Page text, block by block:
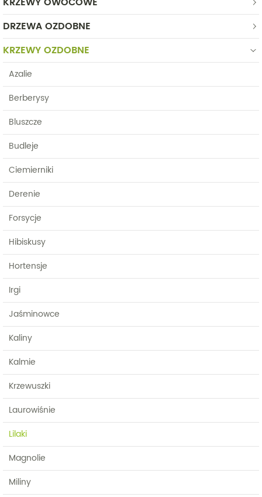
DRZEWA OZDOBNE
KRZEWY OZDOBNE
Azalie
Berberysy
Bluszcze
Budleje
Ciemierniki
Derenie
Forsycje
Hibiskusy
Hortensje
Irgi
Jaśminowce
Kaliny
Kalmie
Krzewuszki
Laurowiśnie
Lilaki
Magnolie
Miliny